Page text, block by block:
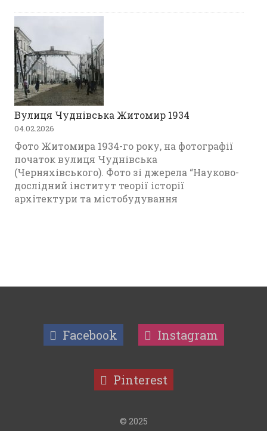
Вулиця Чуднівська Житомир 1934
04.02.2026
Фото Житомира 1934-го року, на фотографії
початок вулиця Чуднівська
(Черняхівського). Фото зі джерела “Науково-
дослідний інститут теорії історії
архітектури та містобудування
Facebook Instagram
Pinterest
© 2025